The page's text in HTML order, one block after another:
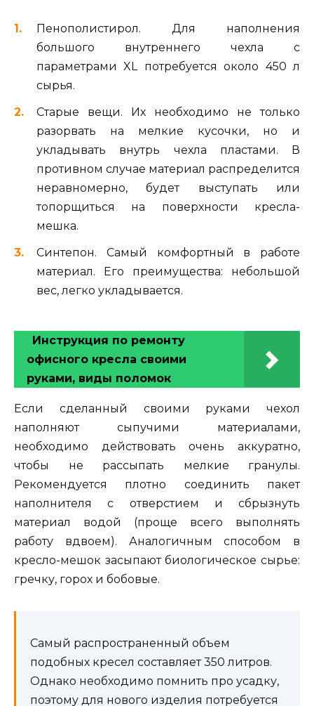
Пенополистирол. Для наполнения
большого внутреннего чехла с
параметрами XL потребуется около 450 л
сырья.
Старые вещи. Их необходимо не только
разорвать на мелкие кусочки, но и
укладывать внутрь чехла пластами. В
противном случае материал распределится
неравномерно, будет выступать или
топорщиться на поверхности кресла-
мешка.
Синтепон. Самый комфортный в работе
материал. Его преимущества: небольшой
вес, легко укладывается.
Инструкция по ремонту
офисного кресла своими
руками, виды поломок
Если сделанный своими руками чехол
наполняют сыпучими материалами,
необходимо действовать очень аккуратно,
чтобы не рассыпать мелкие гранулы.
Рекомендуется плотно соединить пакет
наполнителя с отверстием и сбрызнуть
материал водой (проще всего выполнять
работу вдвоем). Аналогичным способом в
кресло-мешок засыпают биологическое сырье:
гречку, горох и бобовые.
Самый распространенный объем
подобных кресел составляет 350 литров.
Однако необходимо помнить про усадку,
поэтому для нового изделия потребуется